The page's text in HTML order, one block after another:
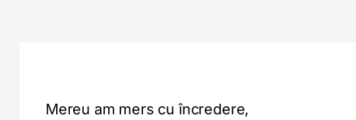
Mereu am mers cu încredere,